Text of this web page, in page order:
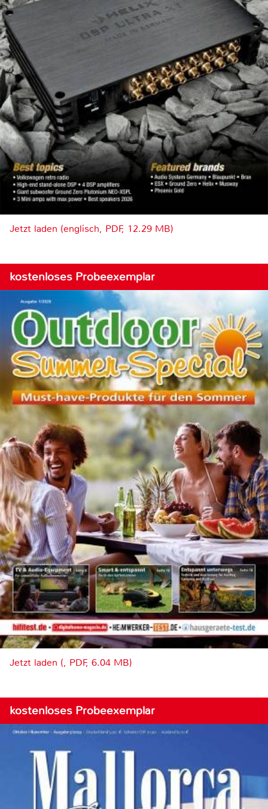
Jetzt laden (englisch, PDF, 12.29 MB)
kostenloses Probeexemplar
Jetzt laden (, PDF, 6.04 MB)
kostenloses Probeexemplar